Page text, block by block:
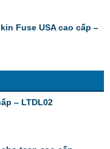
Fuse USA cao cấp –
– LTDL02